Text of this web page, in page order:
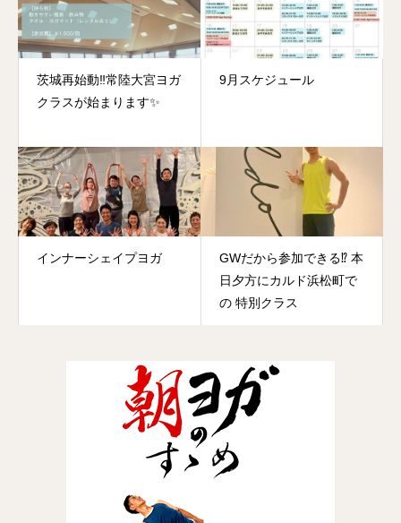
茨城再始動‼️常陸大宮ヨガ
クラスが始まります✨
9月スケジュール
インナーシェイプヨガ
GWだから参加できる⁉️ 本
日夕方にカルド浜松町で
の 特別クラス